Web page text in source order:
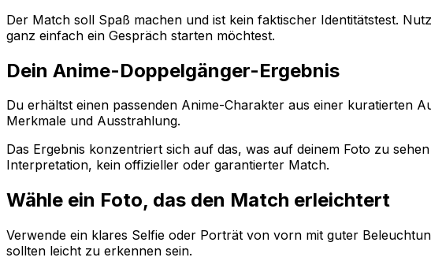
Der Match soll Spaß machen und ist kein faktischer Identitätstest.
ganz einfach ein Gespräch starten möchtest.
Dein Anime-Doppelgänger-Ergebnis
Du erhältst einen passenden Anime-Charakter aus einer kuratierten
Merkmale und Ausstrahlung.
Das Ergebnis konzentriert sich auf das, was auf deinem Foto zu
Interpretation, kein offizieller oder garantierter Match.
Wähle ein Foto, das den Match erleichtert
Verwende ein klares Selfie oder Porträt von vorn mit guter
sollten leicht zu erkennen sein.